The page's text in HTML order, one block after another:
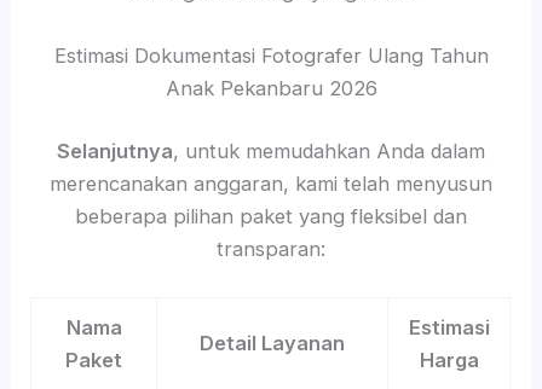
Estimasi Dokumentasi Fotografer Ulang Tahun
Anak Pekanbaru 2026
Selanjutnya, untuk memudahkan Anda dalam
merencanakan anggaran, kami telah menyusun
beberapa pilihan paket yang fleksibel dan
transparan:
Nama
Paket
Detail Layanan
Estimasi
Harga